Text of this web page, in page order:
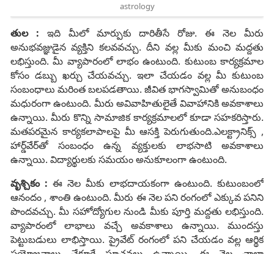
astrology
తుల : ఇది మీలో మార్పుకు దారితీసే రోజు. ఈ నెల మీరు
అనుభవజ్ఞుడైన వ్యక్తిని కలవవచ్చు. దీని వల్ల మీకు మంచి మద్దతు
లభిస్తుంది. మీ వ్యాపారంలో లాభం ఉంటుంది. కుటుంబ కార్యక్రమాల
కోసం డబ్బు ఖర్చు చేయవచ్చు. ఇలా చేయడం వల్ల మీ కుటుంబ
సంబంధాలు మరింత బలపడతాయి. జీవిత భాగస్వామితో అనుబంధం
మధురంగా ​​ఉంటుంది. మీరు అవివాహితులైతే వివాహానికి అవకాశాలు
ఉన్నాయి. మీరు కొన్ని సామాజిక కార్యక్రమాలలో కూడా సహకరిస్తారు.
మతపరమైన కార్యకలాపాలపై మీ ఆసక్తి పెరుగుతుంది.ఎలక్ట్రానిక్స్ ,
హార్డ్‌వేర్‌తో సంబంధం ఉన్న వ్యక్తులకు లాభసాటి అవకాశాలు
ఉన్నాయి. విద్యార్థులకు సమయం అనుకూలంగా ఉంటుంది.
వృశ్చికం : ఈ నెల మీకు లాభదాయకంగా ఉంటుంది. కుటుంబంలో
ఆనందం , శాంతి ఉంటుంది. మీరు ఈ నెల పని రంగంలో ఎక్కువ పనిని
పొందవచ్చు. మీ సహోద్యోగుల నుండి మీకు పూర్తి మద్దతు లభిస్తుంది.
వ్యాపారంలో లాభాలు వచ్చే అవకాశాలు ఉన్నాయి. ముందస్తు
పెట్టుబడులు లాభిస్తాయి. ప్రైవేట్ రంగంలో పని చేయడం వల్ల ఆర్థిక